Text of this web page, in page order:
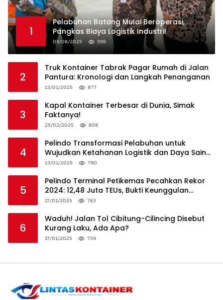
1
Pelabuhan Batang Mulai Beroperasi,
Pangkas Biaya Logistik Industri!
09/08/2025 998
2
Truk Kontainer Tabrak Pagar Rumah di Jalan
Pantura: Kronologi dan Langkah Penanganan
13/01/2025 877
3
Kapal Kontainer Terbesar di Dunia, Simak
Faktanya!
25/02/2025 808
4
Pelindo Transformasi Pelabuhan untuk
Wujudkan Ketahanan Logistik dan Daya Saing
Global
13/01/2025 790
5
Pelindo Terminal Petikemas Pecahkan Rekor
2024: 12,48 Juta TEUs, Bukti Keunggulan
Logistik Nasional
17/01/2025 763
6
Waduh! Jalan Tol Cibitung-Cilincing Disebut
Kurang Laku, Ada Apa?
17/01/2025 759